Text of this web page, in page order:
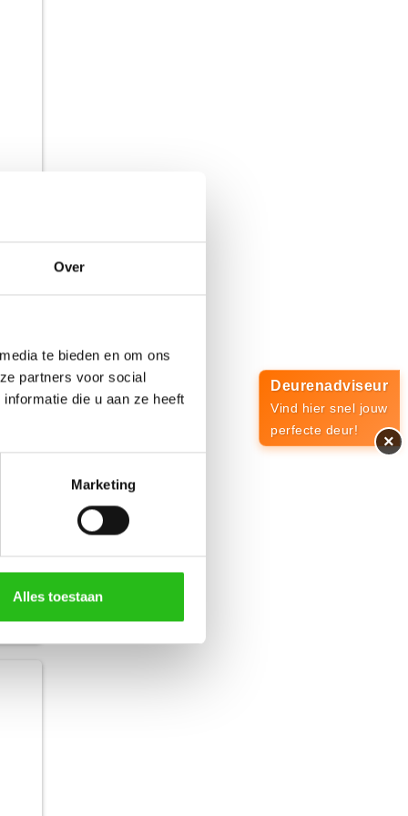
Over
te bieden en om ons
partners voor social
die u aan ze heeft
Marketing
Alles toestaan
Deurenadviseur
Vind hier snel jouw
perfecte deur!
×